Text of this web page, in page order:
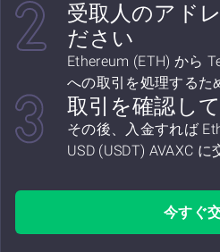
受取人のアド
ださい
Ethereum (ETH) から
への取引を処理するた
取引を確認し
その後、入金すれば
USD (USDT) AVAXC に
今すぐ